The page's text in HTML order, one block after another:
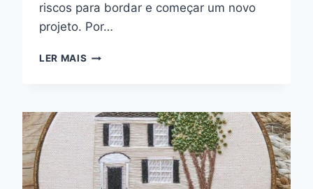
riscos para bordar e começar um novo
projeto. Por…
LER MAIS RISCOS
PDF
GRÁTIS